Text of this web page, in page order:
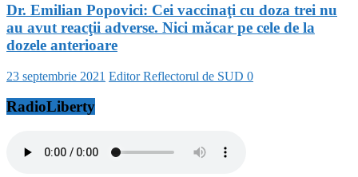
Dr. Emilian Popovici: Cei vaccinaţi cu doza trei nu
au avut reacţii adverse. Nici măcar pe cele de la
dozele anterioare
23 septembrie 2021 Editor Reflectorul de SUD 0
RadioLiberty